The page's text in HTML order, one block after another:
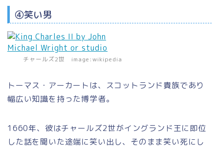
④笑い男
チャールズ2世 image:wikipedia
トーマス・アーカートは、スコットランド貴族であり
幅広い知識を持った博学者。
1660年、彼はチャールズ2世がイングランド王に即位
した話を聞いた途端に笑い出し、そのまま笑い死にし